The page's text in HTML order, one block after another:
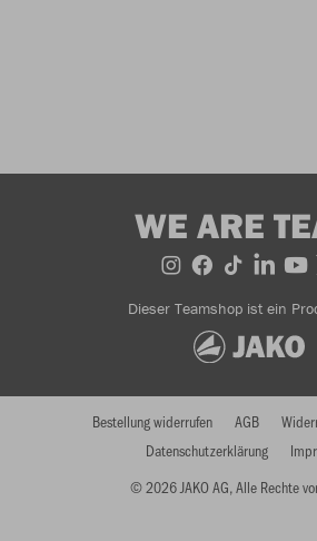
WE ARE
Dieser Teamshop ist ein
© 2026 JAKO AG, Alle Rechte
Bestellung widerrufen AGB
Datenschutzerklärung